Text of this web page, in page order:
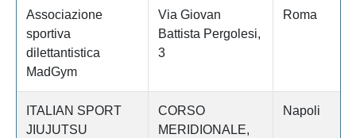
Associazione
sportiva
dilettantistica
MadGym
Via Giovan
Battista Pergolesi,
3
Roma
ITALIAN SPORT
JIUJUTSU
CORSO
MERIDIONALE,
Napoli